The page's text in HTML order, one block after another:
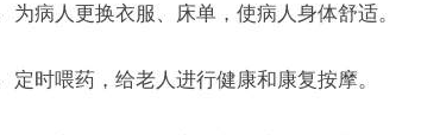
病人更换衣服、床单，使病人身体舒适。
时喂药，给老人进行健康和康复按摩。